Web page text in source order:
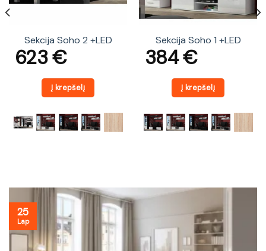
Sekcija Soho 2 +LED
623€
Į krepšelį
Sekcija Soho 1 +LED
384€
Į krepšelį
25
Lap